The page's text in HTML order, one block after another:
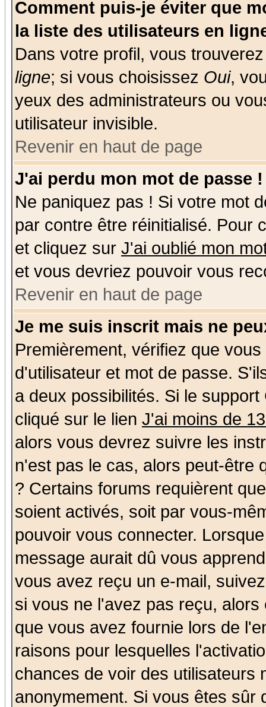
Comment puis-je éviter que
la liste des utilisateurs en
Dans votre profil, vous
ligne; si vous choisissez Oui,
yeux des administrateurs ou
utilisateur invisible.
Revenir en haut de page
J'ai perdu mon mot de passe !
Ne paniquez pas ! Si votre mot
par contre être réinitialisé. Pour
et cliquez sur J'ai oublié mon
et vous devriez pouvoir vous
Revenir en haut de page
Je me suis inscrit mais ne
Premièrement, vérifiez que
d'utilisateur et mot de passe.
a deux possibilités. Si le
cliqué sur le lien J'ai moins de
alors vous devrez suivre les
n'est pas le cas, alors peut-être
? Certains forums requièrent
soient activés, soit par vous-
pouvoir vous connecter.
message aurait dû vous
vous avez reçu un e-mail,
si vous ne l'avez pas reçu,
que vous avez fournie lors de
raisons pour lesquelles
chances de voir des utilisateurs
anonymement. Si vous êtes sûr